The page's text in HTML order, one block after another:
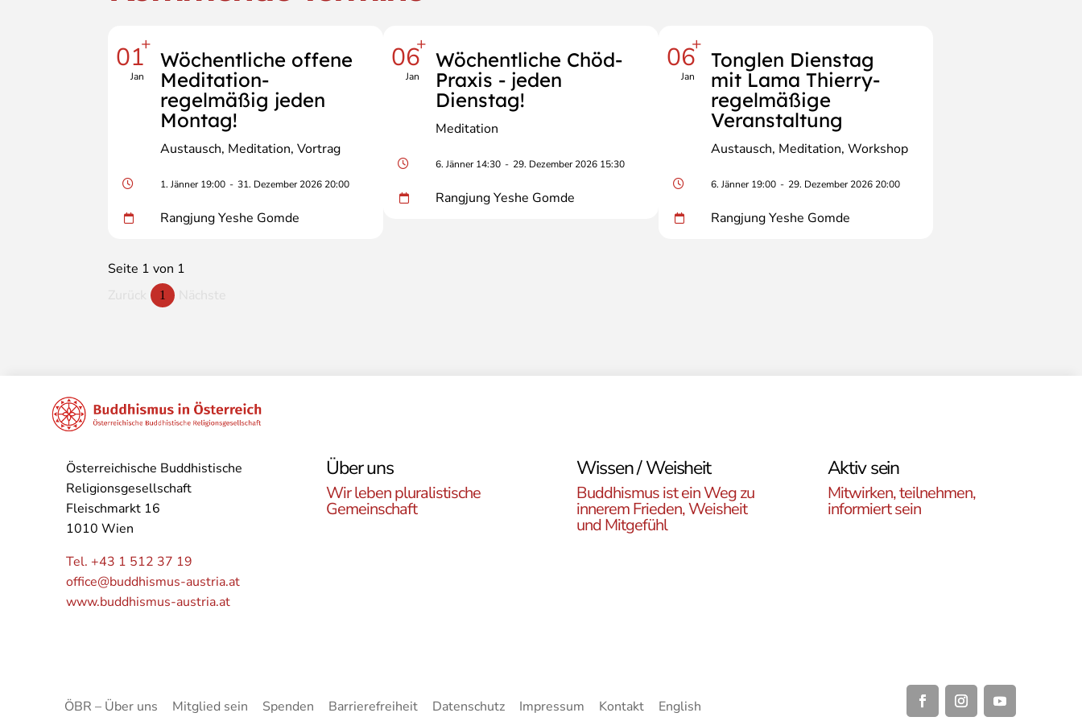
01+
Jan
Wöchentliche offene
Meditation-
regelmäßig jeden
Montag!
Austausch Meditation Vortrag
1. Jänner 19:00 - 31. Dezember 2026 20:00
Rangjung Yeshe Gomde
06+
Jan
Wöchentliche Chöd-
Praxis - jeden
Dienstag!
Meditation
6. Jänner 14:30 - 29. Dezember 2026 15:30
Rangjung Yeshe Gomde
06+
Jan
Tonglen Dienstag
mit Lama Thierry-
regelmäßige
Veranstaltung
Austausch Meditation Workshop
6. Jänner 19:00 - 29. Dezember 2026 20:00
Rangjung Yeshe Gomde
Seite 1 von 1
1
Österreichische Buddhistische
Religionsgesellschaft
Fleischmarkt 16
1010 Wien
Tel. +43 1 512 37 19
office@buddhismus-austria.at
www.buddhismus-austria.at
Über uns
Wir leben pluralistische
Gemeinschaft
Wissen / Weisheit
Buddhismus ist ein Weg zu
innerem Frieden, Weisheit
und Mitgefühl
Aktiv sein
Mitwirken, teilnehmen,
informiert sein
ÖBR – Über uns Mitglied sein Spenden Barrierefreiheit Datenschutz Impressum Kontakt English